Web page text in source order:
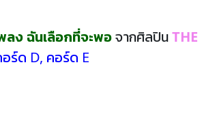
ลง ฉันเลือกที่จะพอจากศิลปิน
ร์ด D, คอร์ด E